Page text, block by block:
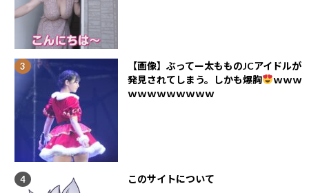
【画像】ぶってー太もものJCアイドルが
発見されてしまう。しかも爆胸
ｗｗｗ
ｗｗｗｗｗｗｗｗｗ
このサイトについて